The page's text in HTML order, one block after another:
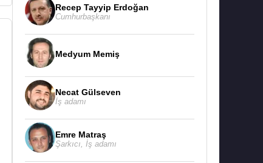
Recep Tayyip Erdoğan
Cumhurbaşkanı
Medyum Memiş
Necat Gülseven
İş adamı
Emre Matraş
Şarkıcı İş adamı